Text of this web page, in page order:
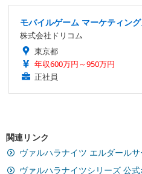
モバイルゲーム マーケティン
株式会社ドリコム
東京都
年収600万円～950万円
正社員
関連リンク
ヴァルハラナイツ エルダール
ヴァルハラナイツシリーズ 公